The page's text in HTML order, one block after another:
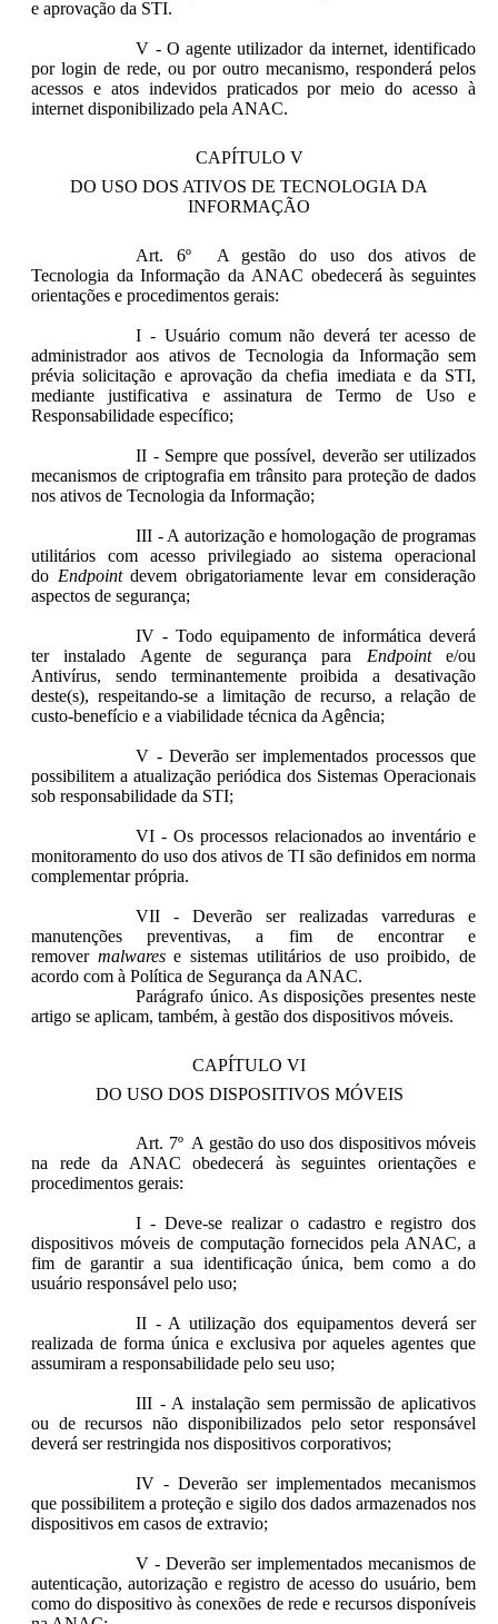
e aprovação da STI.
V - O agente utilizador da internet, identificado
por login de rede, ou por outro mecanismo, responderá pelos
acessos e atos indevidos praticados por meio do acesso à
internet disponibilizado pela ANAC.
CAPÍTULO V
DO USO DOS ATIVOS DE TECNOLOGIA DA
INFORMAÇÃO
Art. 6º A gestão do uso dos ativos de
Tecnologia da Informação da ANAC obedecerá às seguintes
orientações e procedimentos gerais:
I - Usuário comum não deverá ter acesso de
administrador aos ativos de Tecnologia da Informação sem
prévia solicitação e aprovação da chefia imediata e da STI,
mediante justificativa e assinatura de Termo de Uso e
Responsabilidade específico;
II - Sempre que possível, deverão ser utilizados
mecanismos de criptografia em trânsito para proteção de dados
nos ativos de Tecnologia da Informação;
III - A autorização e homologação de programas
utilitários com acesso privilegiado ao sistema operacional
do Endpointdevem obrigatoriamente levar em consideração
aspectos de segurança;
IV - Todo equipamento de informática deverá
ter instalado Agente de segurança para Endpointe/ou
Antivírus, sendo terminantemente proibida a desativação
deste(s), respeitando-se a limitação de recurso, a relação de
custo-benefício e a viabilidade técnica da Agência;
V - Deverão ser implementados processos que
possibilitem a atualização periódica dos Sistemas Operacionais
sob responsabilidade da STI;
VI - Os processos relacionados ao inventário e
monitoramento do uso dos ativos de TI são definidos em norma
complementar própria.
VII - Deverão ser realizadas varreduras e
manutenções preventivas, a fim de encontrar e
remover malwarese sistemas utilitários de uso proibido, de
acordo com à Política de Segurança da ANAC.
Parágrafo único. As disposições presentes neste
artigo se aplicam, também, à gestão dos dispositivos móveis.
CAPÍTULO VI
DO USO DOS DISPOSITIVOS MÓVEIS
Art. 7º A gestão do uso dos dispositivos móveis
na rede da ANAC obedecerá às seguintes orientações e
procedimentos gerais:
I - Deve-se realizar o cadastro e registro dos
dispositivos móveis de computação fornecidos pela ANAC, a
fim de garantir a sua identificação única, bem como a do
usuário responsável pelo uso;
II - A utilização dos equipamentos deverá ser
realizada de forma única e exclusiva por aqueles agentes que
assumiram a responsabilidade pelo seu uso;
III - A instalação sem permissão de aplicativos
ou de recursos não disponibilizados pelo setor responsável
deverá ser restringida nos dispositivos corporativos;
IV - Deverão ser implementados mecanismos
que possibilitem a proteção e sigilo dos dados armazenados nos
dispositivos em casos de extravio;
V - Deverão ser implementados mecanismos de
autenticação, autorização e registro de acesso do usuário, bem
como do dispositivo às conexões de rede e recursos disponíveis